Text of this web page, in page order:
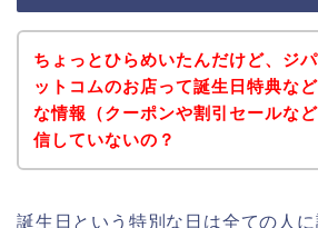
ちょっとひらめいたんだけど、ジ
ットコムのお店って誕生日特典な
な情報（クーポンや割引セールな
信していないの？
誕生日という特別な日は全ての人に